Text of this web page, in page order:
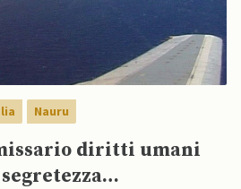
Nauru
diritti umani